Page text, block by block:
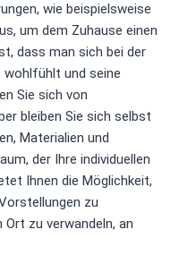
wie beispielsweise
um dem Zuhause einen
dass man sich bei der
wohlfühlt und seine
Sie sich von
bleiben Sie sich selbst
Materialien und
der Ihre individuellen
Ihnen die Möglichkeit,
zu
zu verwandeln, an